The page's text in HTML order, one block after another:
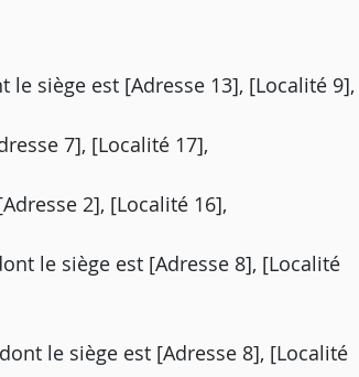
le siège est [Adresse 13], [Localité 9],
7], [Localité 17],
2], [Localité 16],
le siège est [Adresse 8], [Localité
le siège est [Adresse 8], [Localité